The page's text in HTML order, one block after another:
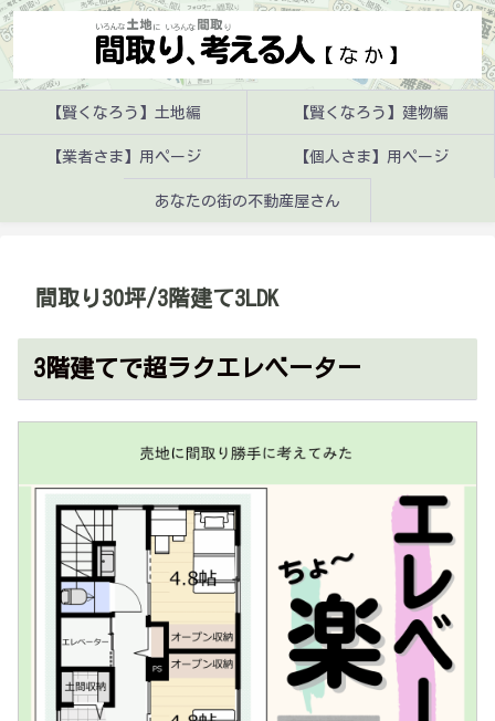
【賢くなろう】土地編 【賢くなろう】建物編
【業者さま】用ページ 【個人さま】用ページ
あなたの街の不動産屋さん
間取り30坪/3階建て3LDK
3階建てで超ラクエレベーター